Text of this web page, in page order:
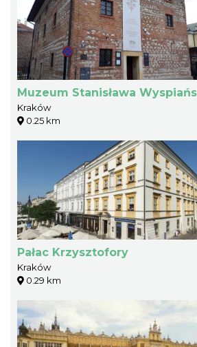
Muzeum Stanisława
Kraków
0.25 km
Pałac Krzysztofory
Kraków
0.29 km